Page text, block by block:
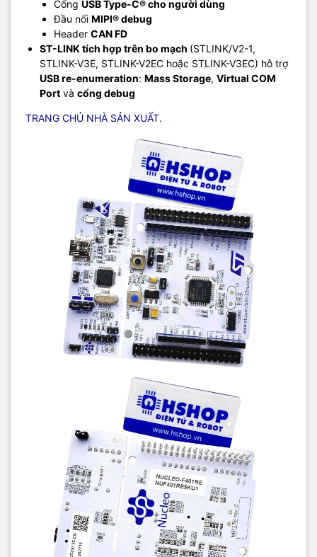
Cổng USB Type-C® cho người dùng
Đầu nối MIPI® debug
Header CAN FD
ST-LINK tích hợp trên bo mạch (STLINK/V2-1,
STLINK-V3E, STLINK-V2EC hoặc STLINK-V3EC) hỗ trợ
USB re-enumeration: Mass Storage, Virtual COM
Port và cổng debug
TRANG CHỦ NHÀ SẢN XUẤT.